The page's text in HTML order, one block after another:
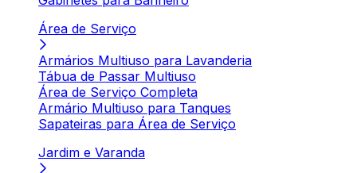
Área de Serviço
Armários Multiuso para Lavanderia
Tábua de Passar Multiuso
Área de Serviço Completa
Armário Multiuso para Tanques
Sapateiras para Área de Serviço
Jardim e Varanda